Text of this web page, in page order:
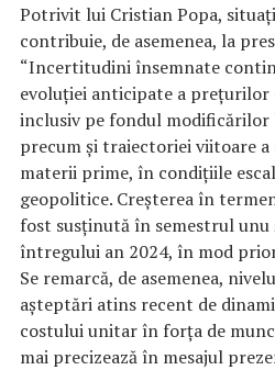
Potrivit lui Cristian Popa,
contribuie, de asemenea, la
“Incertitudini însemnate
evoluţiei anticipate a preţurilor
inclusiv pe fondul modificărilor
precum şi traiectoriei viitoare
materii prime, în condiţiile
geopolitice. Creşterea în
fost susţinută în semestrul
întregului an 2024, în mod
Se remarcă, de asemenea,
aşteptări atins recent de
costului unitar în forţa de
mai precizează în mesajul